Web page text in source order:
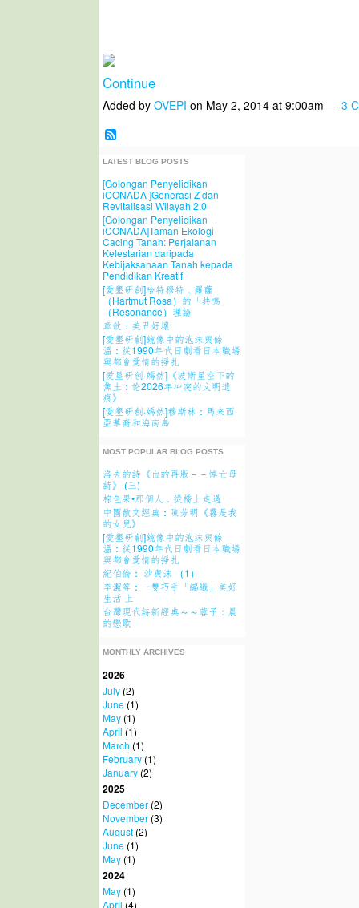
Continue
Added by OVEPI on May 2, 2014 at 9:00am — 3
LATEST BLOG POSTS
[Golongan Penyelidikan
iCONADA ]Generasi Z dan
Revitalisasi Wilayah 2.0
[Golongan Penyelidikan
iCONADA]Taman Ekologi
Cacing Tanah: Perjalanan
Kelestarian daripada
Kebijaksanaan Tanah kepada
Pendidikan Kreatif
[愛墾研創]哈特穆特．羅薩
（Hartmut Rosa）的「共鳴」
（Resonance）理論
章欽：美丑好壞
[愛墾研創]鏡像中的泡沫與餘
溫：從1990年代日劇看日本職場
與都會愛情的掙扎
[爱垦研创·嫣然]《波斯星空下的
焦土：论2026年冲突的文明遗
痕》
[愛墾研創·嫣然]穆斯林：馬来西
亞華裔和海南島
MOST POPULAR BLOG POSTS
洛夫的詩《血的再版－－悼亡母
詩》 (三)
棕色果•那個人．從橋上走過
中國散文經典：陳芳明《霧是我
的女兒》
[愛墾研創]鏡像中的泡沫與餘
溫：從1990年代日劇看日本職場
與都會愛情的掙扎
紀伯倫： 沙與沫 （1）
李潔等：一雙巧手「編織」美好
生活 上
台灣現代詩新經典～～蓉子：晨
的戀歌
MONTHLY ARCHIVES
2026
July(2)
June(1)
May(1)
April (1)
March (1)
February(1)
January(2)
2025
December(2)
November(3)
August(2)
June(1)
May(1)
2024
May(1)
April (4)